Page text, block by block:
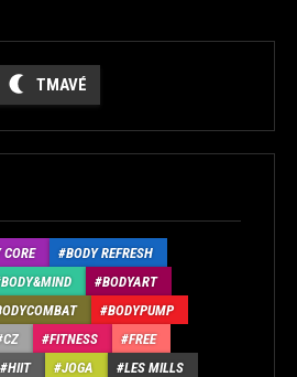
TMAVÉ
CORE
BODY REFRESH
BODY&MIND
BODYART
BODYPUMP
CZ FITNESS
FREE
HIIT JOGA
LES MILLS